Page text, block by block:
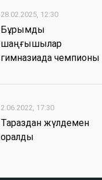
28.02.2025, 12:30
Бұрымды
шаңғышылар
гимназиада чемпионы
2.06.2022, 17:30
Тараздан жүлдемен
оралды